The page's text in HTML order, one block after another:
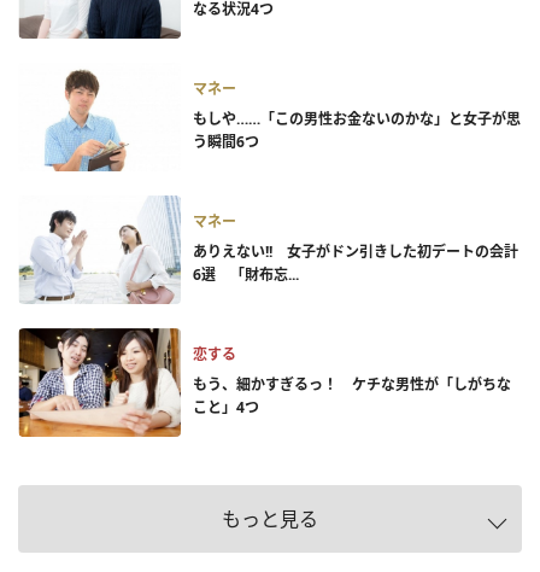
なる状況4つ
マネー
もしや……「この男性お金ないのかな」と女子が思
う瞬間6つ
マネー
ありえない!! 女子がドン引きした初デートの会計
6選 「財布忘...
恋する
もう、細かすぎるっ！ ケチな男性が「しがちな
こと」4つ
もっと見る